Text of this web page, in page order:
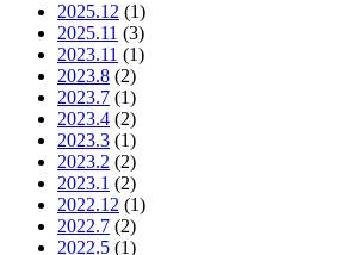
2025.12 (1)
2025.11 (3)
2023.11 (1)
2023.8 (2)
2023.7 (1)
2023.4 (2)
2023.3 (1)
2023.2 (2)
2023.1 (2)
2022.12 (1)
2022.7 (2)
2022.5 (1)